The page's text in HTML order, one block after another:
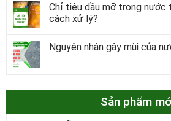
Chỉ tiêu dầu mỡ trong nước
cách xử lý?
Nguyên nhân gây mùi của
Sản phẩm